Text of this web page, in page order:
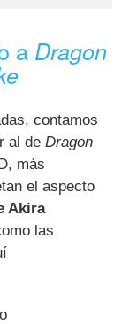
a Dragon
contamos
al deDragon
más
el aspecto
Akira
las